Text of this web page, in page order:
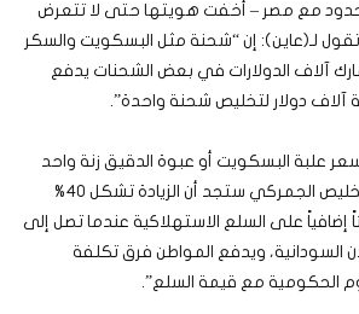
مع مصر – أخفت هويتها حتى لا تتعرض
تقول لـ(عاين): إن “شحنة مثل البسكويت والسكر
آلاف الدولارات في بعض الشحنات يدفع
دولار لتخليص شحنة واحدة”.
علبة البسكويت أو عبوة الدقيق زنة واحد
كيلو غرام قبل وبعد التخليص الجمركي ستجد أن الزيادة تشكل 40%
على السلع الاستهلاكية عندما تصل إلى
السودانية، ويدفع المواطن فرق تكلفة
الحكومية مع قيمة السلع”.